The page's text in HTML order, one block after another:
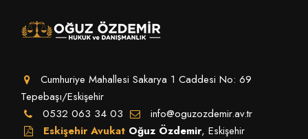
Cumhuriye Mahallesi Sakarya 1 Caddesi No: 69
Tepebaşı/Eskişehir
0532 063 34 03
info@oguzozdemir.av.tr
Eskişehir Avukat Oğuz Özdemir, Eskişehir